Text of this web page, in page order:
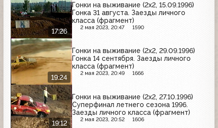
17:26
Гонки на выживание (2x2, 15.09.1996)
Гонка 31 августа. Заезды личного
класса (фрагмент)
2 мая 2023, 20:47 1590
19:24
Гонки на выживание (2x2, 29.09.1996)
Гонка 14 сентября. Заезды личного
класса (фрагмент)
2 мая 2023, 20:49 1666
19:12
Гонки на выживание (2x2, 27.10.1996)
Суперфинал летнего сезона 1996.
Заезды личного класса (фрагмент)
2 мая 2023, 20:52 1606